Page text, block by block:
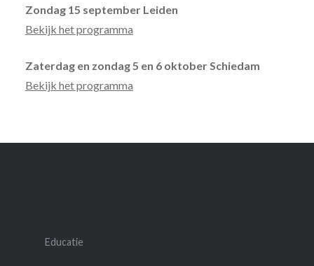
Zondag 15 september Leiden
Bekijk het programma
Zaterdag en zondag 5 en 6 oktober Schiedam
Bekijk het programma
Educatie